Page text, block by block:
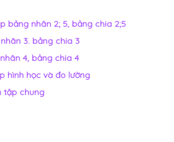
bảng nhân 2; 5, bảng chia 2;5
3. bảng chia 3
4, bảng chia 4
hình học và đo lường
tập chung